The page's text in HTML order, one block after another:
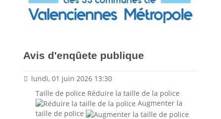
Avis d'enqûete publique
lundi, 01 juin 2026 13:30
Taille de police Réduire la taille de la police
Augmenter la
taille de police